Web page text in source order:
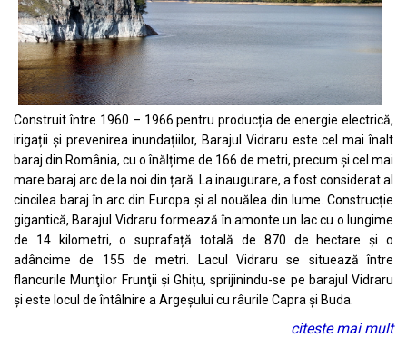
Construit între 1960 – 1966 pentru producția de energie electrică,
irigații și prevenirea inundațiilor, Barajul Vidraru este cel mai înalt
baraj din România, cu o înălțime de 166 de metri, precum și cel mai
mare baraj arc de la noi din țară. La inaugurare, a fost considerat al
cincilea baraj în arc din Europa și al nouălea din lume. Construcție
gigantică, Barajul Vidraru formează în amonte un lac cu o lungime
de 14 kilometri, o suprafață totală de 870 de hectare și o
adâncime de 155 de metri. Lacul Vidraru se situează între
flancurile Munţilor Frunţii şi Ghițu, sprijinindu-se pe barajul Vidraru
și este locul de întâlnire a Argeșului cu râurile Capra și Buda.
citeste mai mult